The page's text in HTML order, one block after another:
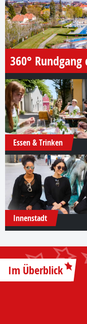
360°
Essen & Trinken
Innenstadt
Im Überblick